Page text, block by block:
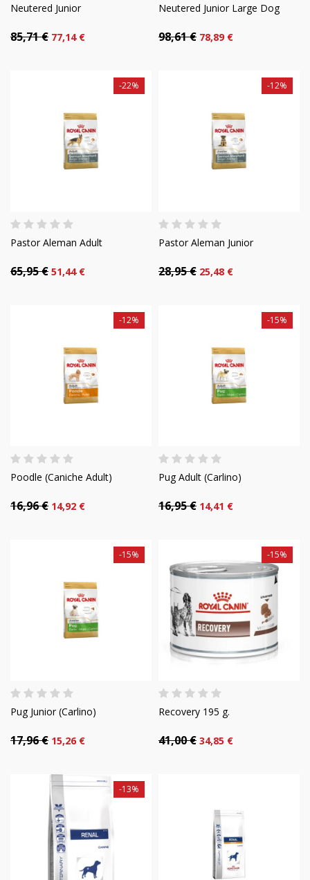
Neutered Junior
85,71 € 77,14 €
Neutered Junior Large Dog
98,61 € 78,89 €
Pastor Aleman Adult
65,95 €
-22%
51,44 €
Pastor Aleman Junior
28,95 €
-12%
25,48 €
Poodle (Caniche Adult)
16,96 €
-12%
14,92 €
Pug Adult (Carlino)
16,95 €
-15%
14,41 €
Pug Junior (Carlino)
17,96 €
-15%
15,26 €
Recovery 195 g.
41,00 €
-15%
34,85 €
-13%